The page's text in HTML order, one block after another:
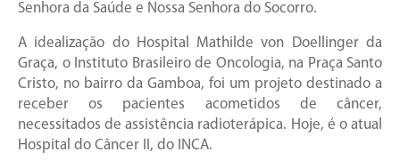
Senhora da Saúde e Nossa Senhora do Socorro.
A idealização do Hospital Mathilde von Doellinger da
Graça, o Instituto Brasileiro de Oncologia, na Praça Santo
Cristo, no bairro da Gamboa, foi um projeto destinado a
receber os pacientes acometidos de câncer,
necessitados de assistência radioterápica. Hoje, é o atual
Hospital do Câncer II, do INCA.